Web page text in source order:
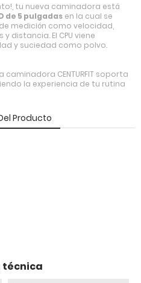
tu nueva caminadora está
de 5 pulgadas en la cual se
medición como velocidad,
distancia. El CPU viene
y suciedad como polvo.
CENTURFIT soporta
la experiencia de tu rutina
Producto
técnica